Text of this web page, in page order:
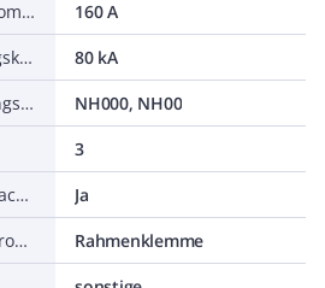
Bemessungsdauerstrom Iu
160 A
Bedingter Bemessungskurzschlussstrom Iq
80 kA
Geeignet für Sicherungseinsätze
NH000, NH00
3
Mit Sicherungsüberwachung
Ja
Anschlussart Hauptstromkreis
Rahmenklemme